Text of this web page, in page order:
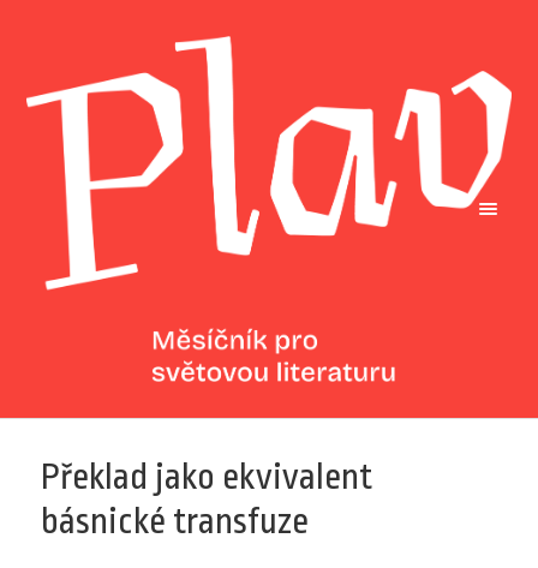
Překlad jako ekvivalent
básnické transfuze